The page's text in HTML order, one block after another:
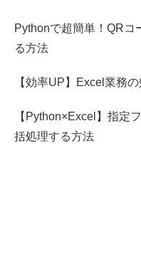
Pythonで超簡単！QRコ
る方法
【効率UP】Excel業務
【Python×Excel】指定
括処理する方法